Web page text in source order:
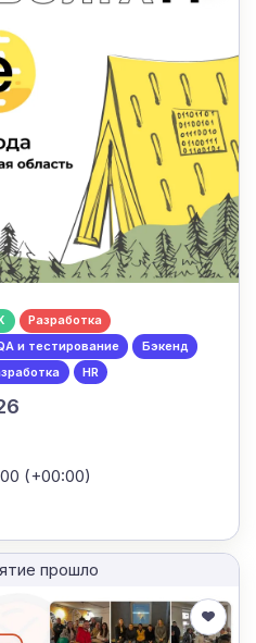
Разработка
и тестирование
Бэкенд
HR
(+00:00)
прошло